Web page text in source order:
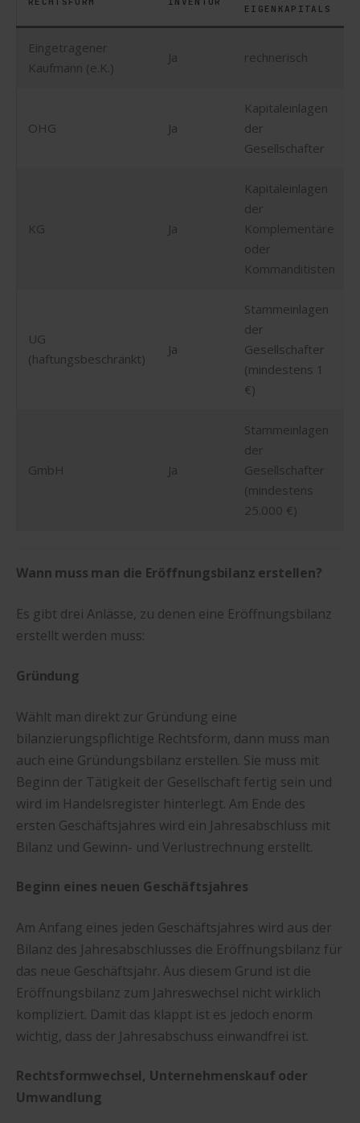
EIGENKAPITALS
Eingetragener
Kaufmann (e.K.)
Ja rechnerisch
OHG Ja
Kapitaleinlagen
der
Gesellschafter
KG Ja
Kapitaleinlagen
der
Komplementäre
oder
Kommanditisten
UG
(haftungsbeschränkt)
Ja
Stammeinlagen
der
Gesellschafter
(mindestens 1
€)
GmbH Ja
Stammeinlagen
der
Gesellschafter
(mindestens
25.000 €)
Wann muss man die Eröffnungsbilanz erstellen?
Es gibt drei Anlässe, zu denen eine Eröffnungsbilanz
erstellt werden muss:
Gründung
Wählt man direkt zur Gründung eine
bilanzierungspflichtige Rechtsform, dann muss man
auch eine Gründungsbilanz erstellen. Sie muss mit
Beginn der Tätigkeit der Gesellschaft fertig sein und
wird im Handelsregister hinterlegt. Am Ende des
ersten Geschäftsjahres wird ein Jahresabschluss mit
Bilanz und Gewinn- und Verlustrechnung erstellt.
Beginn eines neuen Geschäftsjahres
Am Anfang eines jeden Geschäftsjahres wird aus der
Bilanz des Jahresabschlusses die Eröffnungsbilanz für
das neue Geschäftsjahr. Aus diesem Grund ist die
Eröffnungsbilanz zum Jahreswechsel nicht wirklich
kompliziert. Damit das klappt ist es jedoch enorm
wichtig, dass der Jahresabschuss einwandfrei ist.
Rechtsformwechsel, Unternehmenskauf oder
Umwandlung